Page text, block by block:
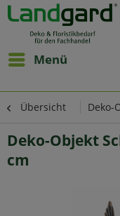
Menü
Übersicht Deko-
Deko-Objekt
cm